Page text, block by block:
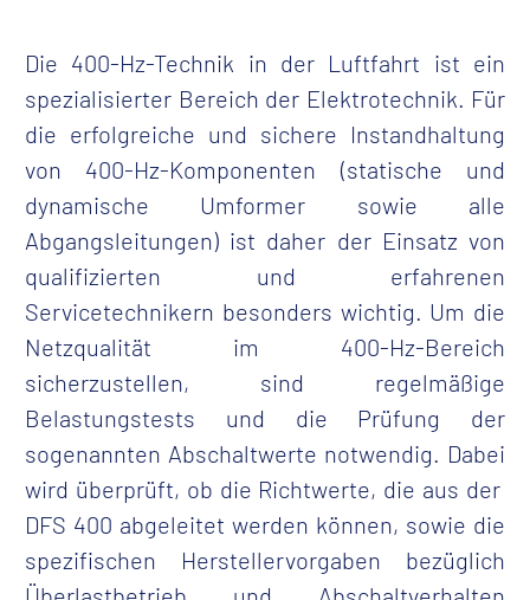
Die 400-Hz-Technik in der Luftfahrt ist ein
spezialisierter Bereich der Elektrotechnik. Für
die erfolgreiche und sichere Instandhaltung
von 400-Hz-Komponenten(statische und
dynamische Umformer sowie alle
Abgangsleitungen) ist daher der Einsatz von
qualifizierten und erfahrenen
Servicetechnikern besonders wichtig. Um die
Netzqualität im 400-Hz-Bereich
sicherzustellen, sind regelmäßige
Belastungstests und die Prüfung der
sogenannten Abschaltwerte notwendig. Dabei
wird überprüft, ob die Richtwerte, die aus der
DFS 400 abgeleitet werden können, sowie die
spezifischen Herstellervorgaben bezüglich